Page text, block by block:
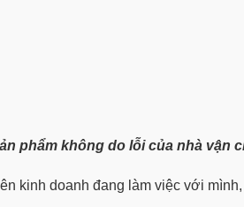
phẩm không do lỗi của nhà vận
kinh doanh đang làm việc với